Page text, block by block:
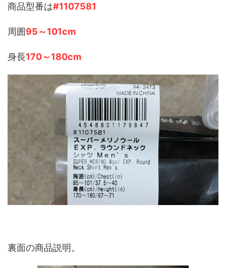
商品型番は#1107581
周囲95～101cm
身長170～180cm
裏面の商品説明。